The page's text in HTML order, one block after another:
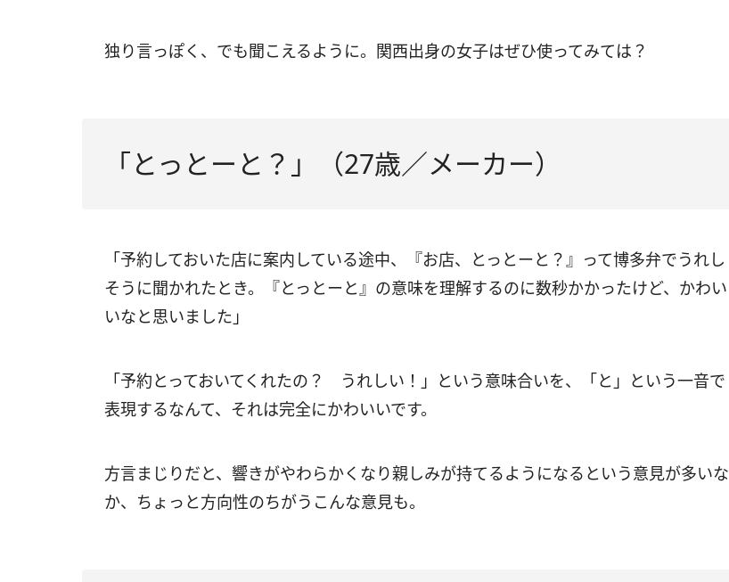
独り言っぽく、でも聞こえるように。関西出身の女子はぜひ使ってみては？
「とっとーと？」（27歳／メーカー）
「予約しておいた店に案内している途中、『お店、とっとーと？』って博多弁でうれし
そうに聞かれたとき。『とっとーと』の意味を理解するのに数秒かかったけど、かわい
いなと思いました」
「予約とっておいてくれたの？ うれしい！」という意味合いを、「と」という一音で
表現するなんて、それは完全にかわいいです。
方言まじりだと、響きがやわらかくなり親しみが持てるようになるという意見が多いな
か、ちょっと方向性のちがうこんな意見も。